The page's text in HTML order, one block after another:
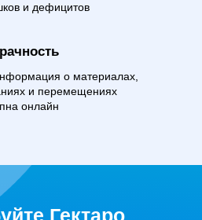
о материалах,
и перемещениях
онлайн
и дефицитов
Гектаро